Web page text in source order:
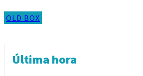
OLD BOX
Última hora